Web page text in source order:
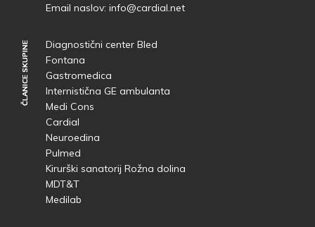
Email naslov: info@cardial.net
ČLANICE SKUPINE
ČLANICE SKUPINE
Diagnostični center Bled
Fontana
Gastromedica
Internistična GE ambulanta
Medi Cons
Cardial
Neuroedina
Pulmed
Kirurški sanatorij Rožna dolina
MDT&T
Medilab